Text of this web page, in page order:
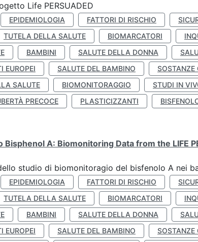
Life PERSUADED
EPIDEMIOLOGIA FATTORI DI RISCHIO
TUTELA DELLA SALUTE BIOMARCATORI
BAMBINI SALUTE DELLA DONNA
EUROPEI SALUTE DEL BAMBINO
SOSTANZE
SALUTE
BIOMONITORAGGIO STUDI IN
PRECOCE PLASTICIZZANTI
A: Biomonitoring Data from the LIFE
studio di biomonitoragio del bisfenolo A nei
EPIDEMIOLOGIA FATTORI DI RISCHIO
TUTELA DELLA SALUTE BIOMARCATORI
BAMBINI SALUTE DELLA DONNA
EUROPEI SALUTE DEL BAMBINO
SOSTANZE